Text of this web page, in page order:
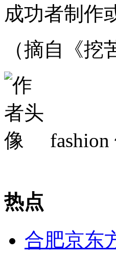
成功者制作
（摘自《挖
fashion
热点
合肥京东